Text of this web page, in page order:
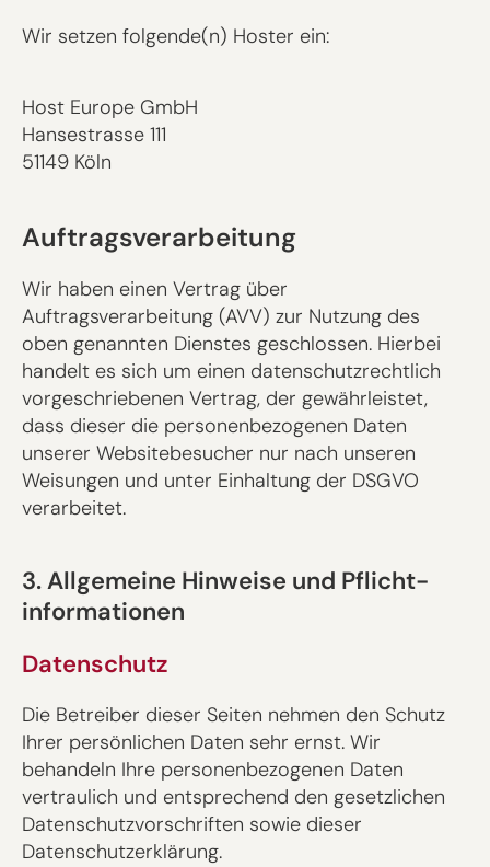
Wir setzen folgende(n) Hoster ein:
Host Europe GmbH
Hansestrasse 111
51149 Köln
Auftragsverarbeitung
Wir haben einen Vertrag über
Auftragsverarbeitung (AVV) zur Nutzung des
oben genannten Dienstes geschlossen. Hierbei
handelt es sich um einen datenschutzrechtlich
vorgeschriebenen Vertrag, der gewährleistet,
dass dieser die personenbezogenen Daten
unserer Websitebesucher nur nach unseren
Weisungen und unter Einhaltung der DSGVO
verarbeitet.
3. Allgemeine Hinweise und Pflicht­
informationen
Datenschutz
Die Betreiber dieser Seiten nehmen den Schutz
Ihrer persönlichen Daten sehr ernst. Wir
behandeln Ihre personenbezogenen Daten
vertraulich und entsprechend den gesetzlichen
Datenschutzvorschriften sowie dieser
Datenschutzerklärung.